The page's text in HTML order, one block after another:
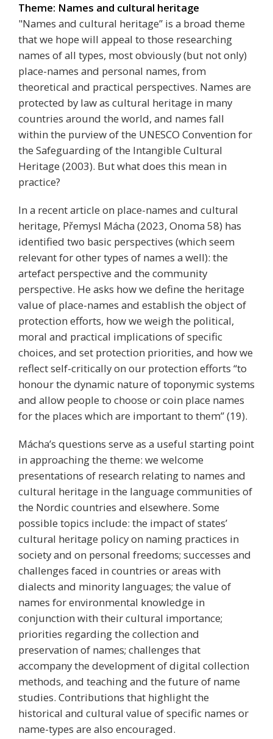
Theme: Names and cultural heritage
"Names and cultural heritage” is a broad theme
that we hope will appeal to those researching
names of all types, most obviously (but not only)
place-names and personal names, from
theoretical and practical perspectives. Names are
protected by law as cultural heritage in many
countries around the world, and names fall
within the purview of the UNESCO Convention for
the Safeguarding of the Intangible Cultural
Heritage (2003). But what does this mean in
practice?
In a recent article on place-names and cultural
heritage, Přemysl Mácha (2023, Onoma 58) has
identified two basic perspectives (which seem
relevant for other types of names a well): the
artefact perspective and the community
perspective. He asks how we define the heritage
value of place-names and establish the object of
protection efforts, how we weigh the political,
moral and practical implications of specific
choices, and set protection priorities, and how we
reflect self-critically on our protection efforts “to
honour the dynamic nature of toponymic systems
and allow people to choose or coin place names
for the places which are important to them” (19).
Mácha’s questions serve as a useful starting point
in approaching the theme: we welcome
presentations of research relating to names and
cultural heritage in the language communities of
the Nordic countries and elsewhere. Some
possible topics include: the impact of states’
cultural heritage policy on naming practices in
society and on personal freedoms; successes and
challenges faced in countries or areas with
dialects and minority languages; the value of
names for environmental knowledge in
conjunction with their cultural importance;
priorities regarding the collection and
preservation of names; challenges that
accompany the development of digital collection
methods, and teaching and the future of name
studies. Contributions that highlight the
historical and cultural value of specific names or
name-types are also encouraged.